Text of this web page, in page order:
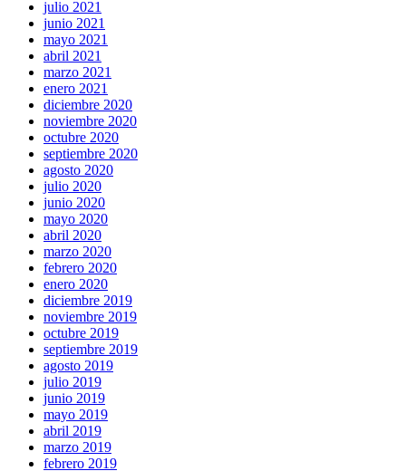
julio 2021
junio 2021
mayo 2021
abril 2021
marzo 2021
enero 2021
diciembre 2020
noviembre 2020
octubre 2020
septiembre 2020
agosto 2020
julio 2020
junio 2020
mayo 2020
abril 2020
marzo 2020
febrero 2020
enero 2020
diciembre 2019
noviembre 2019
octubre 2019
septiembre 2019
agosto 2019
julio 2019
junio 2019
mayo 2019
abril 2019
marzo 2019
febrero 2019